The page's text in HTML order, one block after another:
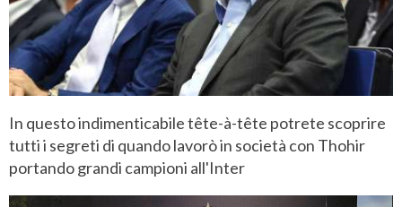
In questo indimenticabile tête-à-tête potrete scoprire
tutti i segreti di quando lavorò in società con Thohir
portando grandi campioni all'Inter